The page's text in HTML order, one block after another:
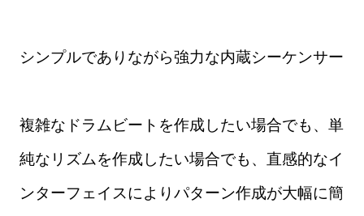
シンプルでありながら強力な内蔵シーケンサー
複雑なドラムビートを作成したい場合でも、単
純なリズムを作成したい場合でも、直感的なイ
ンターフェイスによりパターン作成が大幅に簡